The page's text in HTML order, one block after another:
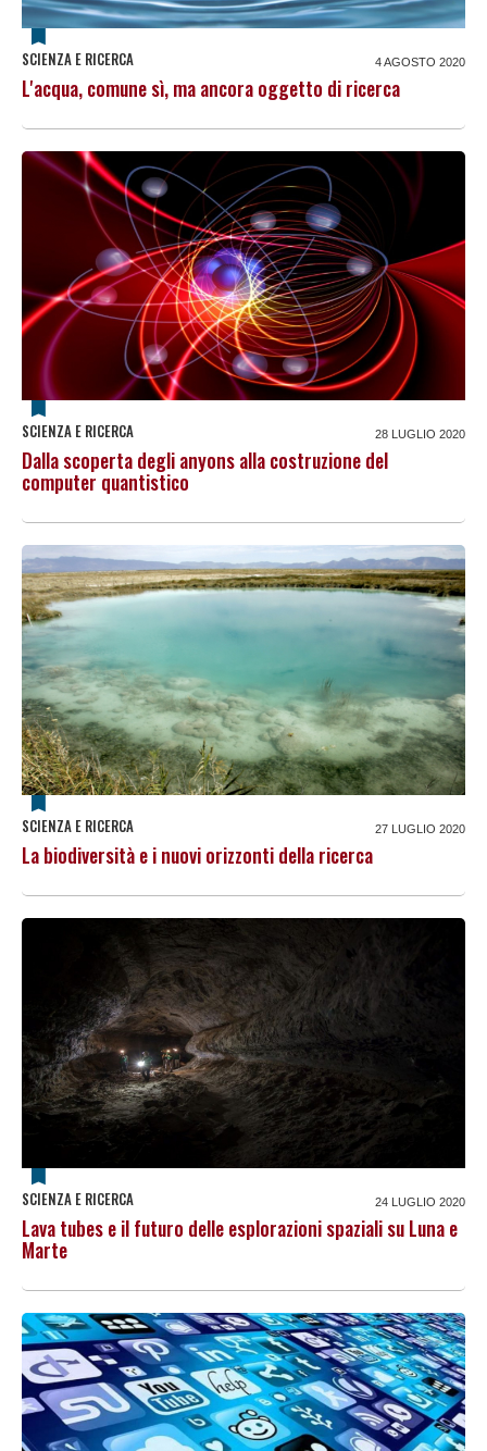
SCIENZA E RICERCA 4 AGOSTO 2020
L'acqua, comune sì, ma ancora oggetto di ricerca
SCIENZA E RICERCA 28 LUGLIO 2020
Dalla scoperta degli anyons alla costruzione del
computer quantistico
SCIENZA E RICERCA 27 LUGLIO 2020
La biodiversità e i nuovi orizzonti della ricerca
SCIENZA E RICERCA 24 LUGLIO 2020
Lava tubes e il futuro delle esplorazioni spaziali su Luna e
Marte